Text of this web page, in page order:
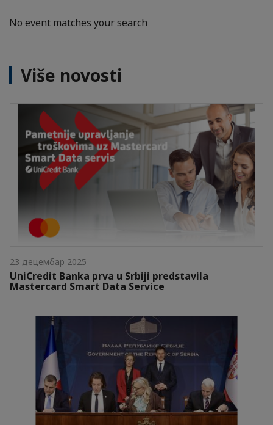
No event matches your search
Više novosti
23 децембар 2025
UniCredit Banka prva u Srbiji predstavila
Mastercard Smart Data Service